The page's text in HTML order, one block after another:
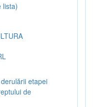
lista)
etapei
de